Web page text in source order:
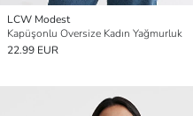
LCW Modest
Kapüşonlu Oversize Kadın Yağmurluk
22.99 EUR